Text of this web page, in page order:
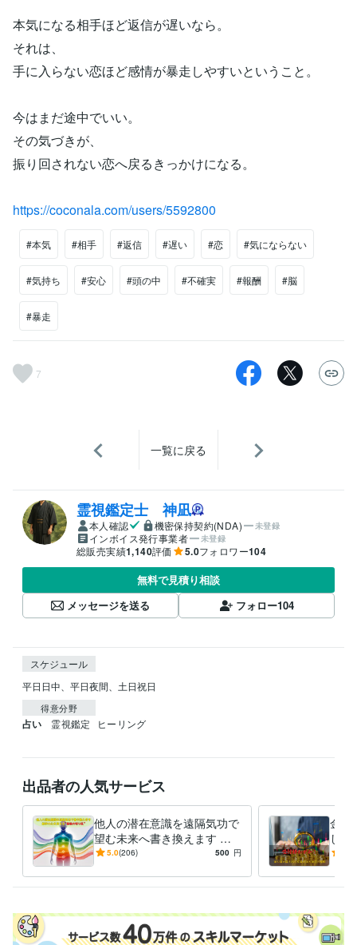
本気になる相手ほど返信が遅いなら。
それは、
手に入らない恋ほど感情が暴走しやすいということ。
今はまだ途中でいい。
その気づきが、
振り回されない恋へ戻るきっかけになる。
https://coconala.com/users/5592800
#本気 #相手 #返信 #遅い #恋 #気にならない
#気持ち #安心 #頭の中 #不確実 #報酬 #脳
#暴走
7
一覧に戻る
霊視鑑定士 神凪
本人確認 機密保持契約(NDA) 未登録
インボイス発行事業者 未登録
総販売実績1,140評価 5.0フォロワー104
無料で見積り相談
メッセージを送る
フォロー104
スケジュール
平日日中、平日夜間、土日祝日
得意分野
占い 霊視鑑定 ヒーリング
出品者の人気サービス
他人の潜在意識を遠隔気功で
望む未来へ書き換えます 相
手の心・態度・行動が変わら
す
5.0(206) 500 円
金貨
し
別